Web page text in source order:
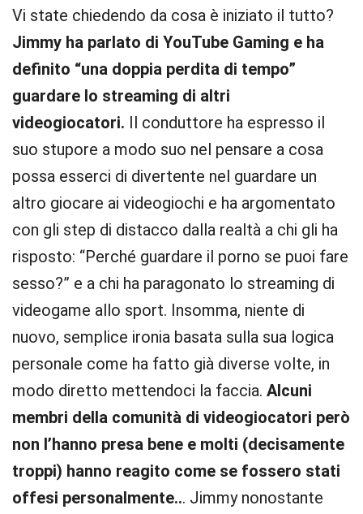
Vi state chiedendo da cosa è iniziato il tutto?
Jimmy ha parlato di YouTube Gaming e ha
definito “una doppia perdita di tempo”
guardare lo streaming di altri
videogiocatori. Il conduttore ha espresso il
suo stupore a modo suo nel pensare a cosa
possa esserci di divertente nel guardare un
altro giocare ai videogiochi e ha argomentato
con gli step di distacco dalla realtà a chi gli ha
risposto: “Perché guardare il porno se puoi fare
sesso?” e a chi ha paragonato lo streaming di
videogame allo sport. Insomma, niente di
nuovo, semplice ironia basata sulla sua logica
personale come ha fatto già diverse volte, in
modo diretto mettendoci la faccia. Alcuni
membri della comunità di videogiocatori però
non l’hanno presa bene e molti (decisamente
troppi) hanno reagito come se fossero stati
offesi personalmente... Jimmy nonostante